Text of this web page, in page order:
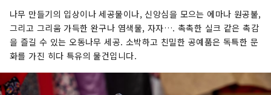
나무 만들기의 입상이나 세공물이나, 신앙심을 모으는 에마나 원공불,
그리고 그리움 가득한 완구나 염색물, 자자…. 촉촉한 실크 같은 촉감
을 즐길 수 있는 오동나무 세공. 소박하고 친밀한 공예품은 독특한 문
화를 가진 히다 특유의 물건입니다.